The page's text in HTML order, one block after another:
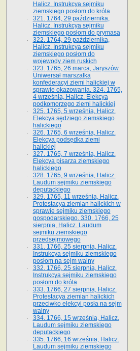
Halicz. Instrukcya sejmiku
ziemskiego posłom do króla
321. 1764, 29 października,
Halicz. Instrukcya sejmiku
ziemskiego posłom do prymasa
322. 1764, 29 października,
Halicz. Instrukcya sejmiku
ziemskiego posłom do
wojewody ziem ruskich
323. 1765, 26 marca, Jaryszów.
Uniwersał marszałka
konfederacyi ziemi halickiej w
sprawie okazowania. 324. 1765,
4 września, Halicz. Elekcya
podkomorzego ziemi halickiej
325. 1765, 5 września, Halicz.
Elekcya sędziego ziemskiego
halickiego
326. 1765, 6 września, Halicz.
Elekcya podsędka ziemi
halickiej
327. 1765, 7 września, Halicz.
Elekcya pisarza ziemskiego
halickiego
328. 1765, 9 września, Halicz.
Laudum sejmiku ziemskiego
deputackiego
329. 1765, 11 września, Halicz.
Protestacya ziemian halickich w
sprawie sejmiku ziemskiego
gospodarskiego. 330. 1766, 25
sierpnia, Halicz. Laudum
sejmiku ziemskiego
przedsejmowego
331. 1766, 25 sierpnia, Halicz.
Instrukcya sejmiku ziemskiego
posłom na sejm walny
332. 1766, 25 sierpnia, Halicz.
Instrukcya sejmiku ziemskiego
posłom do króla
333. 1766, 27 sierpnia, Halicz.
Protestacya ziemian halickich
przeciwko elekcyi posła na sejm
walny
334. 1766, 15 września, Halicz.
Laudum sejmiku ziemskiego
deputackiego
335. 1766, 16 września, Halicz.
Laudum sejmiku ziemskiego